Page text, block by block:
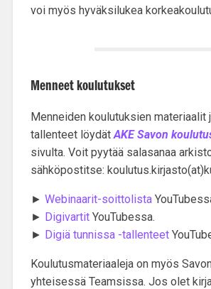
voi myös hyväksilukea
Menneet koulutukset
Menneiden koulutuksien materiaalit
tallenteet löydät AKE Savon
sivulta. Voit pyytää salasanaa
sähköpostitse:
► Webinaarit-soittolista
► DigivartitYouTubessa.
► Digiä tunnissa -tallenteet
Koulutusmateriaaleja on myös
yhteisessä Teamsissa. Jos olet